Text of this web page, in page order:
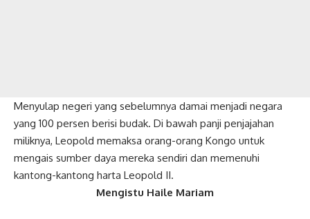
Menyulap negeri yang sebelumnya damai menjadi negara
yang 100 persen berisi budak. Di bawah panji penjajahan
miliknya, Leopold memaksa orang-orang Kongo untuk
mengais sumber daya mereka sendiri dan memenuhi
kantong-kantong harta Leopold II.
Mengistu Haile Mariam